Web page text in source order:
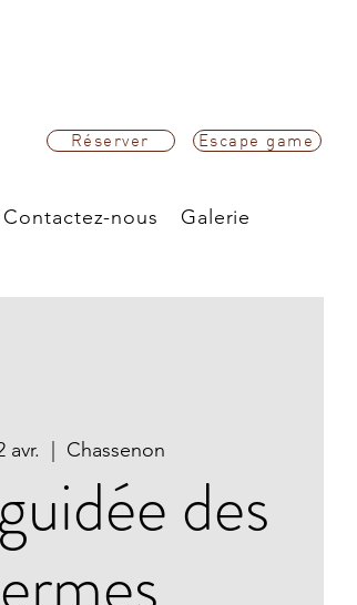
Réserver Escape game
Contactez-nous Galerie
avr.
  |
Chassenon
des